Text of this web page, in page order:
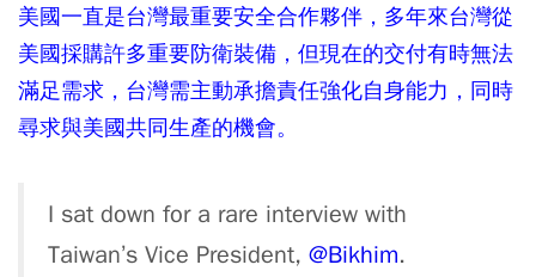
美國一直是台灣最重要安全合作夥伴，多年來台灣從
美國採購許多重要防衛裝備，但現在的交付有時無法
滿足需求，台灣需主動承擔責任強化自身能力，同時
尋求與美國共同生產的機會。
I sat down for a rare interview with
Taiwan’s Vice President, @Bikhim.